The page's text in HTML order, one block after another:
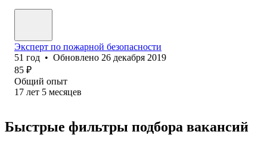
Эксперт по пожарной безопасности
51 год • Обновлено 26 декабря 2019
85 ₽
Общий опыт
17 лет 5 месяцев
Быстрые фильтры подбора вакансий